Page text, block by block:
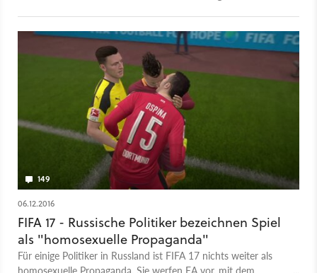
149
06.12.2016
FIFA 17 - Russische Politiker bezeichnen Spiel
als "homosexuelle Propaganda"
Für einige Politiker in Russland ist FIFA 17 nichts weiter als
homosexuelle Propaganda. Sie werfen EA vor, mit dem